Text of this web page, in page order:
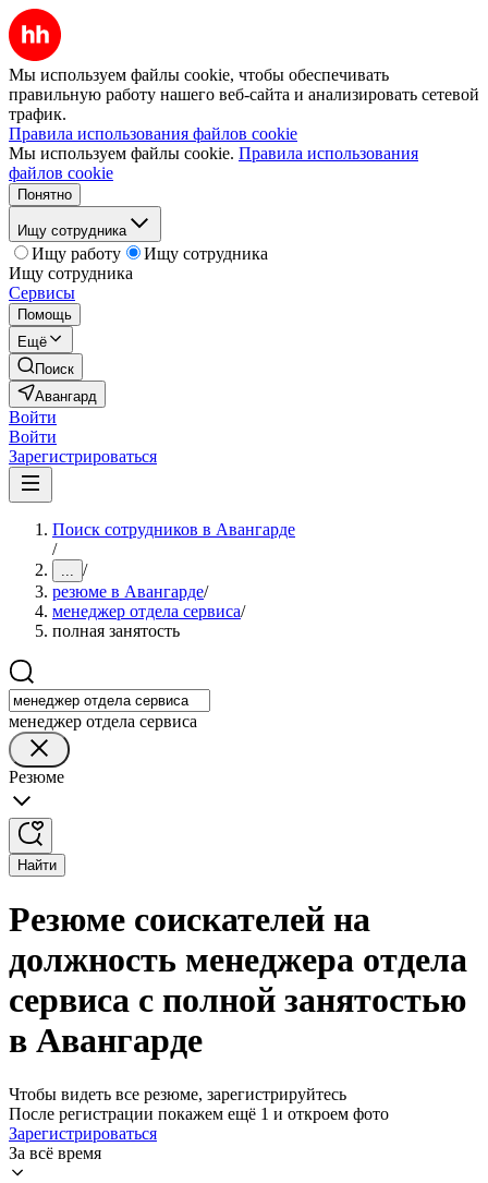
Мы используем файлы cookie, чтобы обеспечивать
правильную работу нашего веб-сайта и анализировать сетевой
трафик.
Правила использования файлов cookie
Мы используем файлы cookie. Правила использования
файлов cookie
Понятно
Ищу сотрудника
Ищу работу
Ищу сотрудника
Ищу сотрудника
Сервисы
Помощь
Ещё
Поиск
Авангард
Войти
Войти
Зарегистрироваться
Поиск сотрудников в Авангарде
/
... /
резюме в Авангарде/
менеджер отдела сервиса/
полная занятость
менеджер отдела сервиса
Резюме
Найти
Резюме соискателей на
должность менеджера отдела
сервиса с полной занятостью
в Авангарде
Чтобы видеть все резюме, зарегистрируйтесь
После регистрации покажем ещё 1 и откроем фото
Зарегистрироваться
За всё время